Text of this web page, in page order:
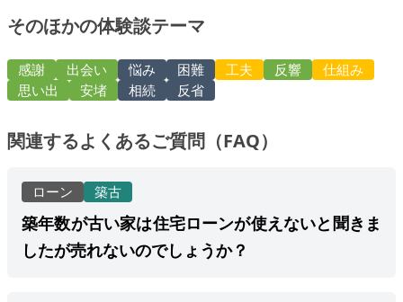
そのほかの体験談テーマ
感謝 出会い 悩み 困難 工夫 反響
仕組み
思い出
安堵 相続 反省
関連するよくあるご質問（FAQ）
ローン 築古
築年数が古い家は住宅ローンが使えないと聞きま
したが売れないのでしょうか？